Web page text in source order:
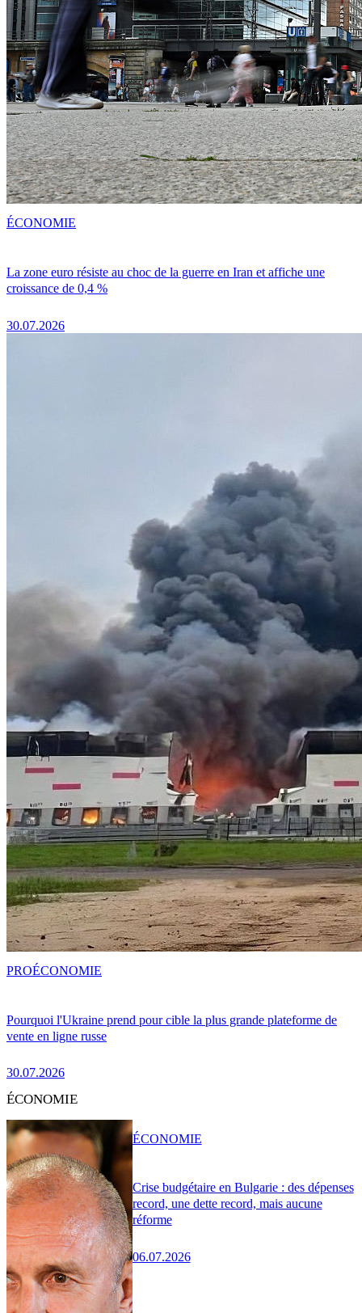
La zone euro résiste au choc de la guerre en Iran et affiche une
croissance de 0,4 %
30.07.2026
ÉCONOMIE
Pourquoi l'Ukraine prend pour cible la plus grande plateforme de
vente en ligne russe
30.07.2026
PROÉCONOMIE
ÉCONOMIE
Crise budgétaire en Bulgarie : des dépenses
record, une dette record, mais aucune
réforme
06.07.2026
ÉCONOMIE